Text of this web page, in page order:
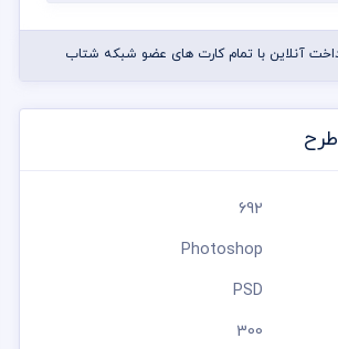
آنلاین با تمام کارت های عضو شبکه شتاب
692
Photoshop
PSD
300